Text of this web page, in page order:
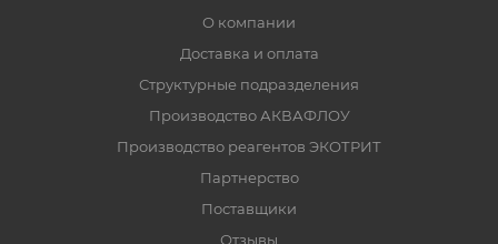
О компании
Доставка и оплата
Структурные подразделения
Производство АКВАФЛОУ
Производство реагентов ЭКОТРИТ
Партнерство
Поставщики
Отзывы